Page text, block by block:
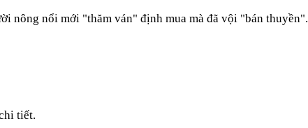
nông nổi mới "thăm ván" định mua mà đã vội "bán thuyền".
tiết.